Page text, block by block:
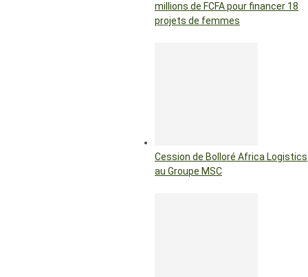
millions de FCFA pour financer 18
projets de femmes
Cession de Bolloré Africa Logistics
au Groupe MSC